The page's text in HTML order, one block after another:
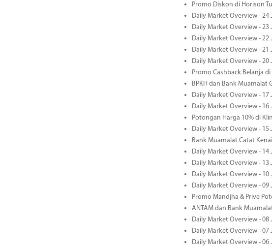
Promo Diskon di Horison
Daily Market Overview - 24
Daily Market Overview - 23
Daily Market Overview - 22
Daily Market Overview - 21
Daily Market Overview - 20
Promo Cashback Belanja
BPKH dan Bank Muamalat
Daily Market Overview - 17
Daily Market Overview - 16
Potongan Harga 10% di
Daily Market Overview - 15
Bank Muamalat Catat
Daily Market Overview - 14
Daily Market Overview - 13
Daily Market Overview - 10
Daily Market Overview - 09
Promo Mandjha & Prive
ANTAM dan Bank
Daily Market Overview - 08
Daily Market Overview - 07
Daily Market Overview - 06